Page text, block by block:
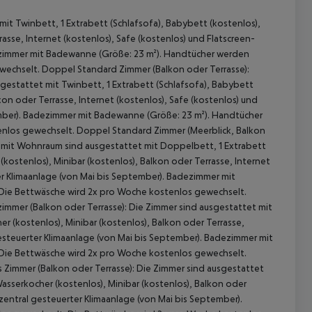
Twinbett, 1 Extrabett (Schlafsofa), Babybett (kostenlos),
Internet (kostenlos), Safe (kostenlos) und Flatscreen-
mit Badewanne (Größe: 23 m²). Handtücher werden
Doppel Standard Zimmer (Balkon oder Terrasse):
mit Twinbett, 1 Extrabett (Schlafsofa), Babybett
oder Terrasse, Internet (kostenlos), Safe (kostenlos) und
Badezimmer mit Badewanne (Größe: 23 m²). Handtücher
gewechselt. Doppel Standard Zimmer (Meerblick, Balkon
mit Wohnraum sind ausgestattet mit Doppelbett, 1 Extrabett
Minibar (kostenlos), Balkon oder Terrasse, Internet
(von Mai bis September). Badezimmer mit
Bettwäsche wird 2x pro Woche kostenlos gewechselt.
(Balkon oder Terrasse): Die Zimmer sind ausgestattet mit
Minibar (kostenlos), Balkon oder Terrasse,
Klimaanlage (von Mai bis September). Badezimmer mit
Bettwäsche wird 2x pro Woche kostenlos gewechselt.
(Balkon oder Terrasse): Die Zimmer sind ausgestattet
(kostenlos), Minibar (kostenlos), Balkon oder
gesteuerter Klimaanlage (von Mai bis September).